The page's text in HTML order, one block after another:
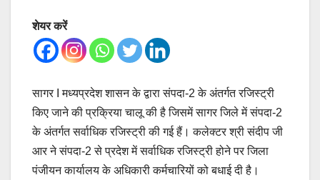
शेयर करें
सागर I मध्यप्रदेश शासन के द्वारा संपदा-2 के अंतर्गत रजिस्ट्री
किए जाने की प्रक्रिया चालू की है जिसमें सागर जिले में संपदा-2
के अंतर्गत सर्वाधिक रजिस्ट्री की गई हैं। कलेक्टर श्री संदीप जी
आर ने संपदा-2 से प्रदेश में सर्वाधिक रजिस्ट्री होने पर जिला
पंजीयन कार्यालय के अधिकारी कर्मचारियों को बधाई दी है।